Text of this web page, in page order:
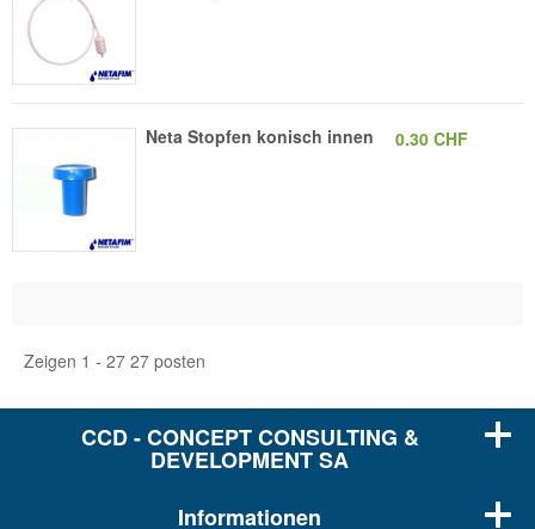
Neta Stopfen konisch innen 0.30 CHF
Zeigen 1 - 27 27 posten
CCD - CONCEPT CONSULTING &
DEVELOPMENT SA
Informationen